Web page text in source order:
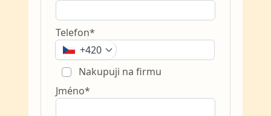
Telefon*
+420
Nakupuji na firmu
Jméno*